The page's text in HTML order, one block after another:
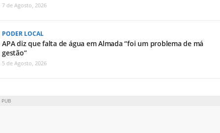
7 de Agosto, 2026
PODER LOCAL
APA diz que falta de água em Almada “foi um problema de má
gestão”
5 de Agosto, 2026
PUB